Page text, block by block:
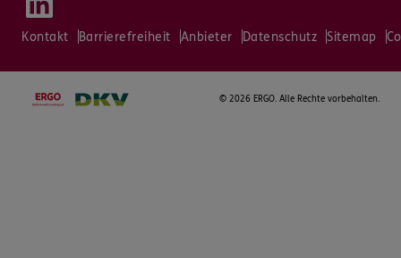
Kontakt Barrierefreiheit Anbieter Datenschutz Sitemap
© 2026 ERGO. Alle Rechte vorbehalten.